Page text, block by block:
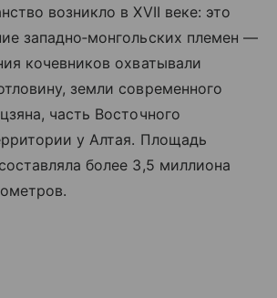
возникло в XVII веке: это
западно‑монгольских племен —
кочевников охватывали
земли современного
часть Восточного
у Алтая. Площадь
более 3,5 миллиона